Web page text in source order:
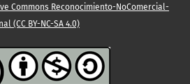
Commons Reconocimiento-NoComercial-
(CC BY-NC-SA 4.0)